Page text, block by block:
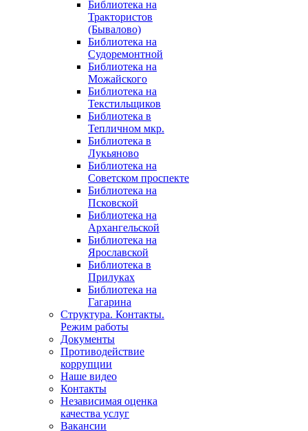
Библиотека на
Трактористов
(Бывалово)
Библиотека на
Судоремонтной
Библиотека на
Можайского
Библиотека на
Текстильщиков
Библиотека в
Тепличном мкр.
Библиотека в
Лукьяново
Библиотека на
Советском проспекте
Библиотека на
Псковской
Библиотека на
Архангельской
Библиотека на
Ярославской
Библиотека в
Прилуках
Библиотека на
Гагарина
Структура. Контакты.
Режим работы
Документы
Противодействие
коррупции
Наше видео
Контакты
Независимая оценка
качества услуг
Вакансии